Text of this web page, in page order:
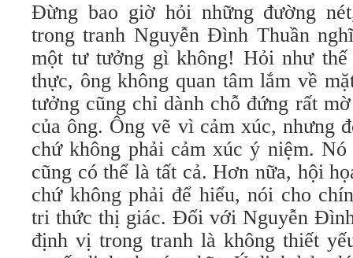
Đừng bao giờ hỏi những đường
trong tranh Nguyễn Đình Thuần
một tư tưởng gì không! Hỏi như
thực, ông không quan tâm lắm về
tưởng cũng chỉ dành chỗ đứng rất
của ông. Ông vẽ vì cảm xúc, nhưng
chứ không phải cảm xúc ý niệm.
cũng có thể là tất cả. Hơn nữa, hội
chứ không phải để hiểu, nói cho
tri thức thị giác. Đối với Nguyễn
định vị trong tranh là không thiết